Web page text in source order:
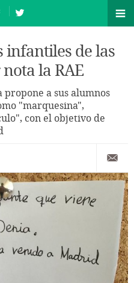
infantiles de las
la RAE
propone a sus alumnos
"marquesina",
con el objetivo de